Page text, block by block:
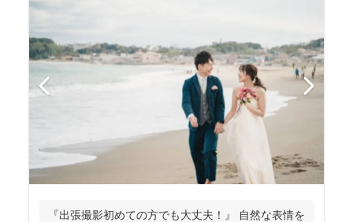
『出張撮影初めての方でも大丈夫！』 自然な表情を